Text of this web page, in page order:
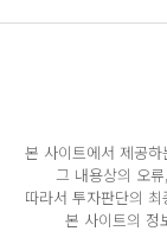
본 사이트에서 제공
그 내용상의 오
따라서 투자판단의
본 사이트의 정